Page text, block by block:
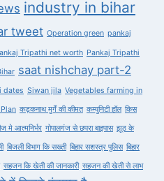
industry in bihar
tweet Operation green pankaj
Tripathi net worth Pankaj Tripathi
saat nishchay part-2
dates Siwan jila Vegetables farming in
Plan कड़कनाथ मुर्गे की कीमत कम्युनिटी हॉल किस
मे आत्मनिर्भर गोपालगंज से छपरा बाइपास झूठ के
बिजली विभाग कि सख्ती बिहार सशस्त्र पुलिस बिहार
सहजन कि खेती की जानकारी सहजन की खेती से लाभ